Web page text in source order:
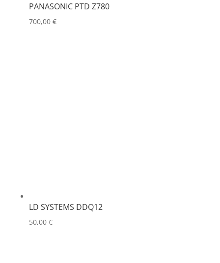
PANASONIC PTD Z780
700,00 €
LD SYSTEMS DDQ12
50,00 €